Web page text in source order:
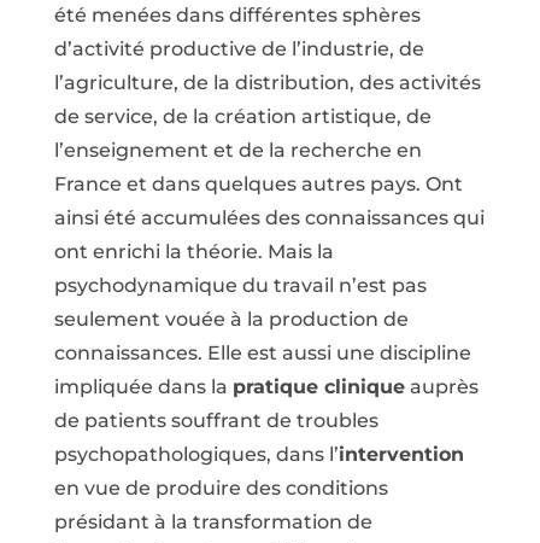
été menées dans différentes sphères
d’activité productive de l’industrie, de
l’agriculture, de la distribution, des activités
de service, de la création artistique, de
l’enseignement et de la recherche en
France et dans quelques autres pays. Ont
ainsi été accumulées des connaissances qui
ont enrichi la théorie. Mais la
psychodynamique du travail n’est pas
seulement vouée à la production de
connaissances. Elle est aussi une discipline
impliquée dans la pratique cliniqueauprès
de patients souffrant de troubles
psychopathologiques, dans l’intervention
en vue de produire des conditions
présidant à la transformation de